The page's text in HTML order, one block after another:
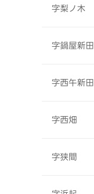
字梨ノ木
字鍋屋新田
字西午新田
字西畑
字狭間